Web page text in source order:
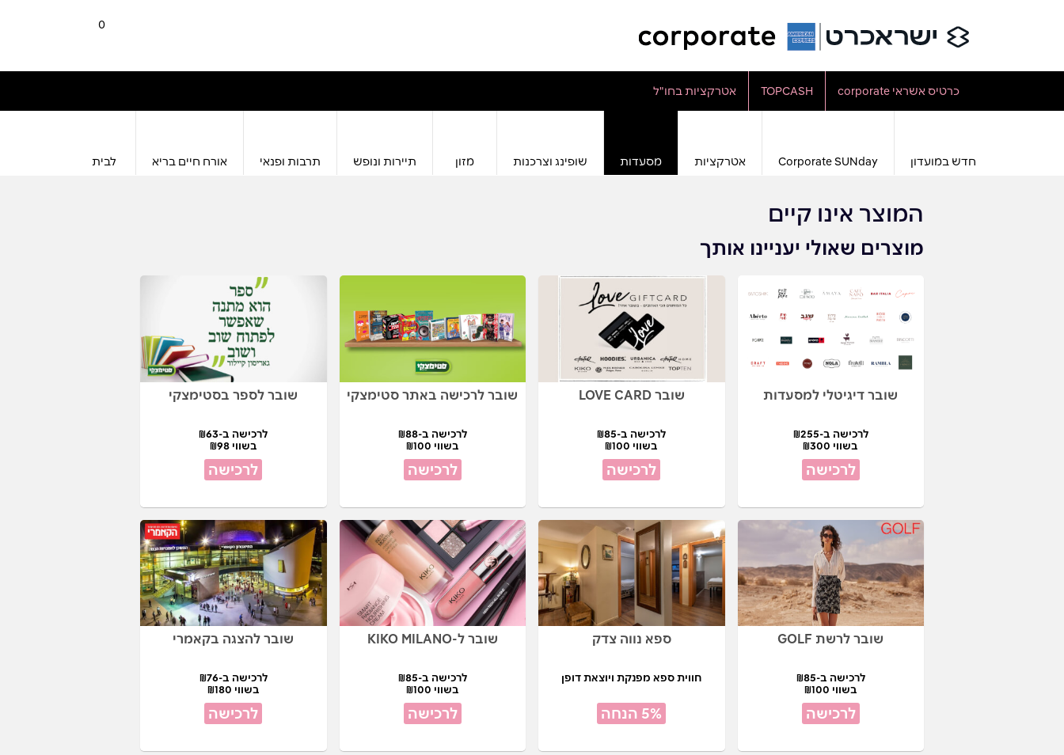
0
כרטיס אשראי corporate TOPCASH אטרקציות בחו"ל
חדש במועדון Corporate SUNday אטרקציות מסעדות שופינג וצרכנות מזון תיירות ונופש תרבות ופנאי אורח חיים בריא לבית
המוצר אינו קיים
מוצרים שאולי יעניינו אותך
שובר דיגיטלי למסעדות
לרכישה ב-₪255
בשווי ₪300
לרכישה
שובר LOVE CARD
לרכישה ב-₪85
בשווי ₪100
לרכישה
שובר לרכישה באתר סטימצקי
לרכישה ב-₪88
בשווי ₪100
לרכישה
שובר לספר בסטימצקי
לרכישה ב-₪63
בשווי ₪98
לרכישה
שובר לרשת GOLF
לרכישה ב-₪85
בשווי ₪100
לרכישה
ספא נווה צדק
חווית ספא מפנקת ויוצאת דופן
5% הנחה
שובר ל-KIKO MILANO
לרכישה ב-₪85
בשווי ₪100
לרכישה
שובר להצגה בקאמרי
לרכישה ב-₪76
בשווי ₪180
לרכישה